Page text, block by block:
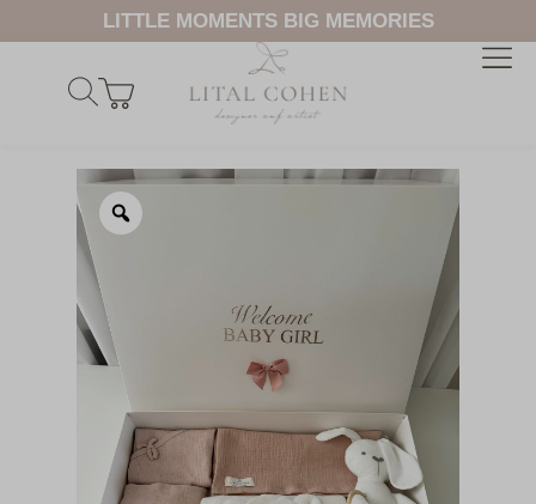
LITTLE MOMENTS BIG MEMORIES